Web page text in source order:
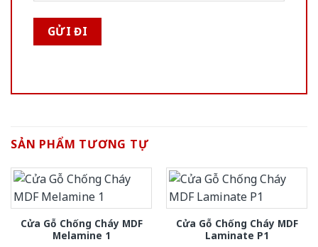
SẢN PHẨM TƯƠNG TỰ
Cửa Gỗ Chống Cháy MDF
Melamine 1
Cửa Gỗ Chống Cháy MDF
Laminate P1